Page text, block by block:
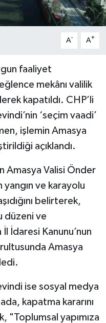
A- A+
faaliyet
mekânı valilik
kapatıldı. CHP’li
‘seçim vaadi’
işlemin Amasya
açıklandı.
Amasya Valisi Önder
yangın ve karayolu
belirterek,
düzeni ve
İdaresi Kanunu’nun
Amasya
ise sosyal medya
kapatma kararını
"Toplumsal yapımıza